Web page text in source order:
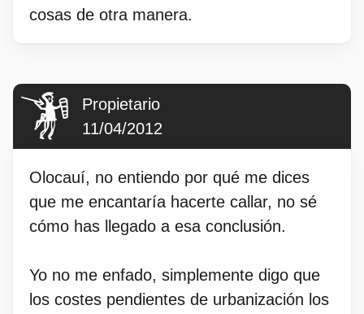
cosas de otra manera.
Propietario
11/04/2012
Olocauí, no entiendo por qué me dices
que me encantaría hacerte callar, no sé
cómo has llegado a esa conclusión.
Yo no me enfado, simplemente digo que
los costes pendientes de urbanización los